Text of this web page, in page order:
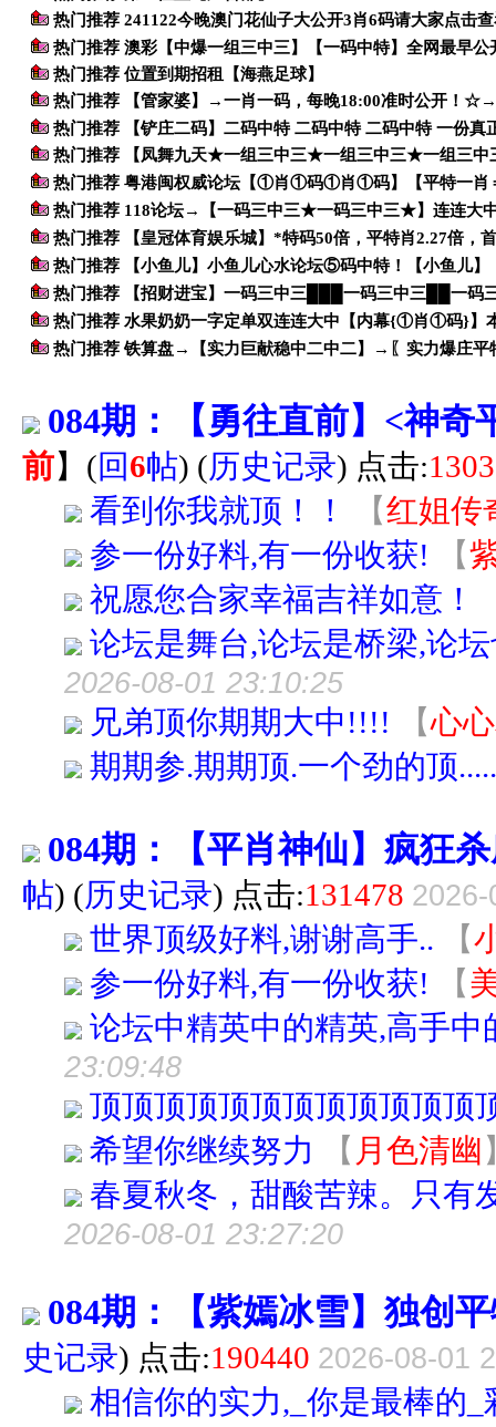
084期：【勇往直前】<神
前】 (回6帖) (历史记录) 点击:
看到你我就顶！！
【红姐传
参一份好料,有一份收获!
【
祝愿您合家幸福吉祥如意！
论坛是舞台,论坛是桥梁,论
2026-08-01 23:10:25
兄弟顶你期期大中!!!! 【心
期期参.期期顶.一个劲的顶
084期：【平肖神仙】疯狂
帖) (历史记录) 点击:131478
世界顶级好料,谢谢高手.. 【
参一份好料,有一份收获!
【
论坛中精英中的精英,高手中
23:09:48
顶顶顶顶顶顶顶顶顶顶顶顶
希望你继续努力
【 月色清幽
春夏秋冬，甜酸苦辣。只有
2026-08-01 23:27:20
084期：【紫嫣冰雪】独创
史记录) 点击:190440 2026-08-01
相信你的实力,_你是最棒的